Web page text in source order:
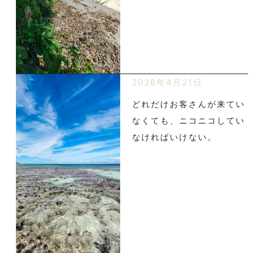
2026年4月21日
どれだけお客さんが来てい
なくても、ニコニコしてい
なければいけない。